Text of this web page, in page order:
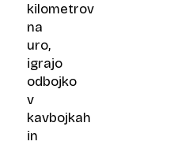
kilometrov
na
uro,
igrajo
odbojko
v
kavbojkah
in